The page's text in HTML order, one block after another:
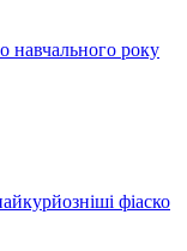
навчального року
фіаско